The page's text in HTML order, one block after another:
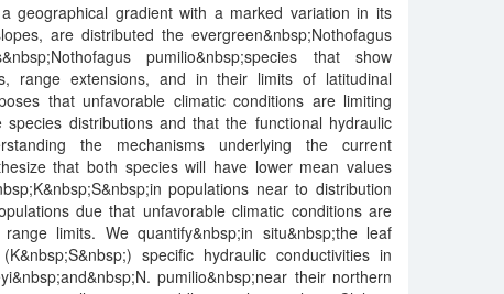
geographical gradient with a marked variation in its
are distributed the evergreen&nbsp;Nothofagus
pumilio&nbsp;species that show
range extensions, and in their limits of latitudinal
that unfavorable climatic conditions are limiting
distributions and that the functional hydraulic
the mechanisms underlying the current
that both species will have lower mean values
populations near to distribution
due that unfavorable climatic conditions are
limits. We quantify&nbsp;in situ&nbsp;the leaf
specific hydraulic conductivities in
pumilio&nbsp;near their northern